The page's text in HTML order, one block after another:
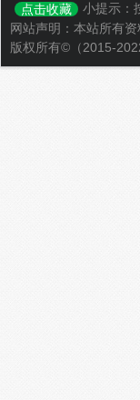
点击收藏
小提示：
网站声明：本站所有
版权所有©（2015-